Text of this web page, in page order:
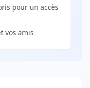
pour un accès
vos amis